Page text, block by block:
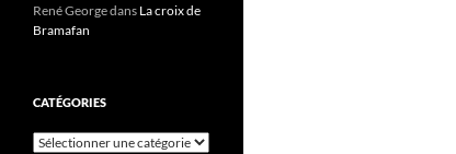
René Georgedans La croix de
Bramafan
CATÉGORIES
Catégories